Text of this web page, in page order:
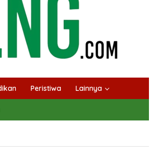
Peristiwa Lainnya